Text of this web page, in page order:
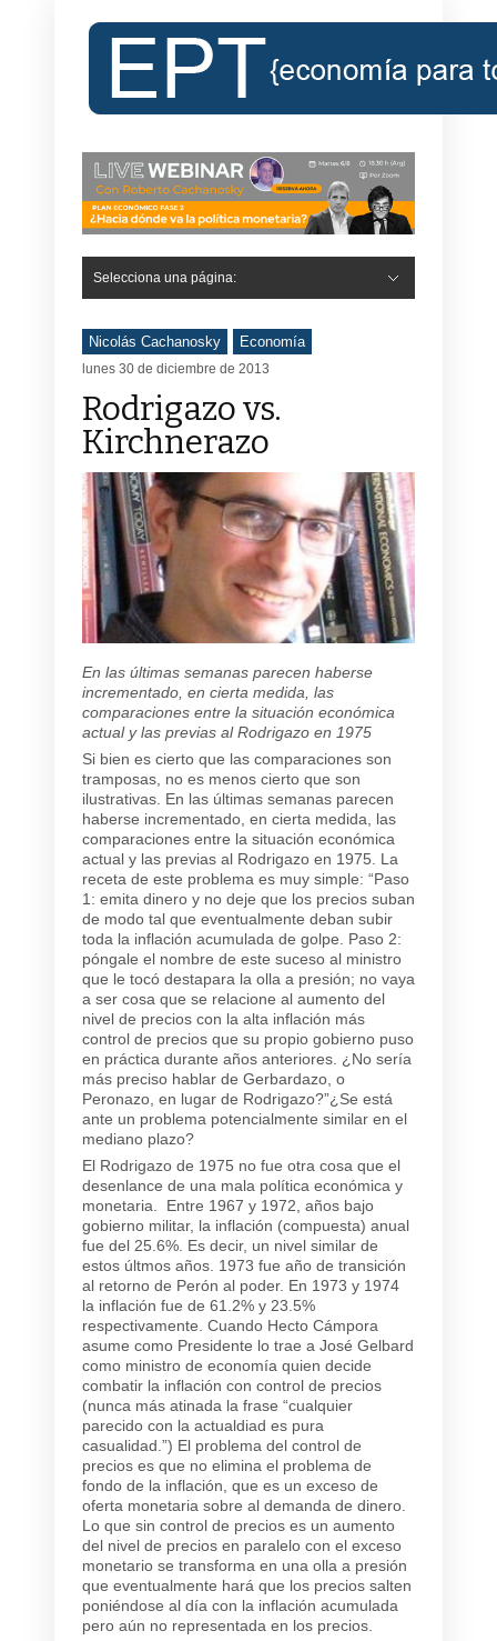
Selecciona una página:
Nicolás Cachanosky Economía
lunes 30 de diciembre de 2013
Rodrigazo vs.
Kirchnerazo
En las últimas semanas parecen haberse
incrementado, en cierta medida, las
comparaciones entre la situación económica
actual y las previas al Rodrigazo en 1975
Si bien es cierto que las comparaciones son
tramposas, no es menos cierto que son
ilustrativas. En las últimas semanas parecen
haberse incrementado, en cierta medida, las
comparaciones entre la situación económica
actual y las previas al Rodrigazo en 1975. La
receta de este problema es muy simple: “Paso
1: emita dinero y no deje que los precios suban
de modo tal que eventualmente deban subir
toda la inflación acumulada de golpe. Paso 2:
póngale el nombre de este suceso al ministro
que le tocó destapara la olla a presión; no vaya
a ser cosa que se relacione al aumento del
nivel de precios con la alta inflación más
control de precios que su propio gobierno puso
en práctica durante años anteriores. ¿No sería
más preciso hablar de Gerbardazo, o
Peronazo, en lugar de Rodrigazo?”¿Se está
ante un problema potencialmente similar en el
mediano plazo?
El Rodrigazo de 1975 no fue otra cosa que el
desenlance de una mala política económica y
monetaria. Entre 1967 y 1972, años bajo
gobierno militar, la inflación (compuesta) anual
fue del 25.6%. Es decir, un nivel similar de
estos últmos años. 1973 fue año de transición
al retorno de Perón al poder. En 1973 y 1974
la inflación fue de 61.2% y 23.5%
respectivamente. Cuando Hecto Cámpora
asume como Presidente lo trae a José Gelbard
como ministro de economía quien decide
combatir la inflación con control de precios
(nunca más atinada la frase “cualquier
parecido con la actualdiad es pura
casualidad.”) El problema del control de
precios es que no elimina el problema de
fondo de la inflación, que es un exceso de
oferta monetaria sobre al demanda de dinero.
Lo que sin control de precios es un aumento
del nivel de precios en paralelo con el exceso
monetario se transforma en una olla a presión
que eventualmente hará que los precios salten
poniéndose al día con la inflación acumulada
pero aún no representada en los precios.